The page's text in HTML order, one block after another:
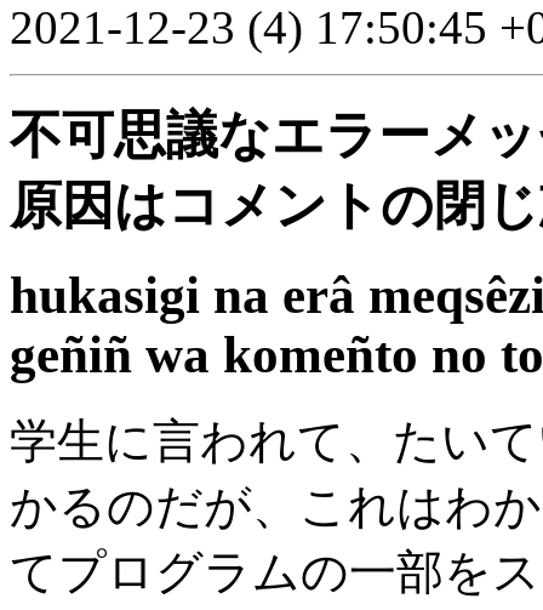
2021-12-23 (4) 17:50:45
不可思議なエラーメ
原因はコメントの閉
hukasigi na erâ
geñiñ wa komeñto no
学生に言われて、たい
かるのだが、これはわ
てプログラムの一部を